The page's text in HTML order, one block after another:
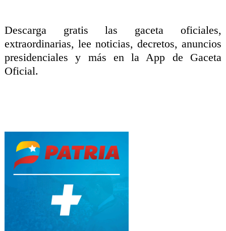
Descarga gratis las gaceta oficiales,
extraordinarias, lee noticias, decretos, anuncios
presidenciales y más en la App de Gaceta
Oficial.